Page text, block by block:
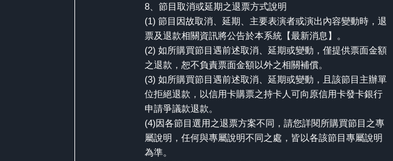
8、節目取消或延期之退票方式說明
(1) 節目因故取消、延期、主要表演者或演出內容變動時，退
票及退款相關資訊將公告於本系統【最新消息】。
(2) 如所購買節目遇前述取消、延期或變動，僅提供票面金額
之退款，恕不負責票面金額以外之相關補償。
(3) 如所購買節目遇前述取消、延期或變動，且該節目主辦單
位拒絕退款，以信用卡購票之持卡人可向原信用卡發卡銀行
申請爭議款退款。
(4)因各節目選用之退票方案不同，請您詳閱所購買節目之專
屬說明，任何與專屬說明不同之處，皆以各該節目專屬說明
為準。